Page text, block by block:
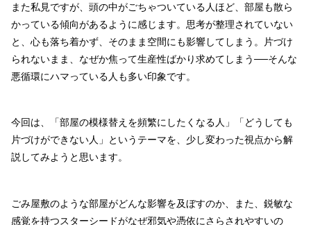
また私見ですが、頭の中がごちゃついている人ほど、部屋も散ら
かっている傾向があるように感じます。思考が整理されていない
と、心も落ち着かず、そのまま空間にも影響してしまう。片づけ
られないまま、なぜか焦って生産性ばかり求めてしまう──そんな
悪循環にハマっている人も多い印象です。
今回は、「部屋の模様替えを頻繁にしたくなる人」「どうしても
片づけができない人」というテーマを、少し変わった視点から解
説してみようと思います。
ごみ屋敷のような部屋がどんな影響を及ぼすのか、また、鋭敏な
感覚を持つスターシードがなぜ邪気や憑依にさらされやすいの